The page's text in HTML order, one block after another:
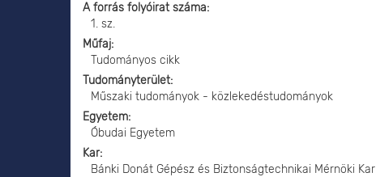
A forrás folyóirat száma
1. sz.
Műfaj
Tudományos cikk
Tudományterület
Műszaki tudományok - közlekedéstudományok
Egyetem
Óbudai Egyetem
Kar
Bánki Donát Gépész és Biztonságtechnikai Mérnöki Kar